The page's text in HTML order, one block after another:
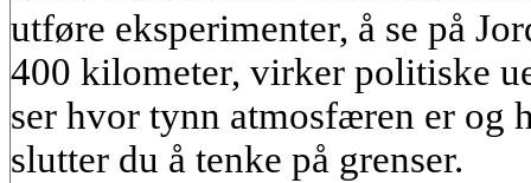
utføre eksperimenter, å se på
400 kilometer, virker politiske
ser hvor tynn atmosfæren er og
slutter du å tenke på grenser.